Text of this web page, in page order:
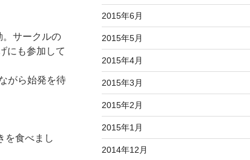
。サークルの
にも参加して
がら始発を待
を食べまし
2015年6月
2015年5月
2015年4月
2015年3月
2015年2月
2015年1月
2014年12月